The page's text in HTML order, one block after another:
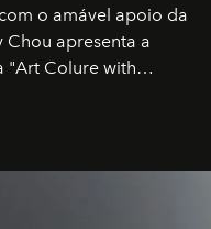
o amável apoio da
Chou apresenta a
"Art Colure with